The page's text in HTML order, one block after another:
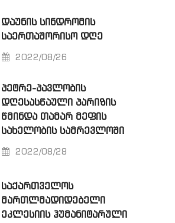
ᲓᲐᲣᲜᲘᲡ ᲡᲘᲜᲓᲠᲝᲛᲘᲡ
ᲡᲐᲔᲠᲗᲐᲨᲝᲠᲘᲡᲝ ᲓᲦᲔ
2022/08/26
ᲞᲔᲢᲠᲔ-ᲞᲐᲕᲚᲝᲑᲘᲡ
ᲓᲦᲔᲡᲐᲡᲬᲐᲣᲚᲘ ᲞᲐᲠᲘᲖᲘᲡ
ᲬᲛᲘᲜᲓᲐ ᲗᲐᲛᲐᲠ ᲛᲔᲤᲘᲡ
ᲡᲐᲮᲔᲚᲝᲑᲘᲡ ᲡᲐᲛᲠᲔᲕᲚᲝᲨᲘ
2022/08/28
ᲡᲐᲥᲐᲠᲗᲕᲔᲚᲝᲡ
ᲛᲐᲠᲗᲚᲛᲐᲓᲘᲓᲔᲑᲔᲚᲘ
ᲔᲙᲚᲔᲡᲘᲘᲡ ᲰᲣᲛᲐᲜᲘᲢᲐᲠᲣᲚᲘ